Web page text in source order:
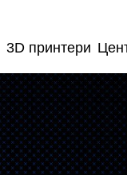
3D принтери